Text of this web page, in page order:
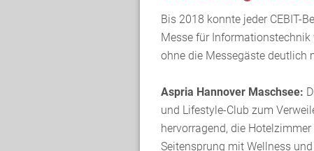
Bis 2018 konnte jeder CEBIT-
Messe für
ohne die Messegäste deutlich
Aspria Hannover Maschsee:
und Lifestyle-Club zum
hervorragend, die
Seitensprung mit Wellness